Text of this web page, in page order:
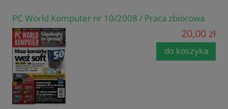
PC World Komputer nr 10/2008 / Praca zbiorowa
20,00 zł
do koszyka